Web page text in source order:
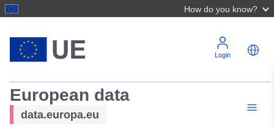
How do you know?
Login
European data
data.europa.eu